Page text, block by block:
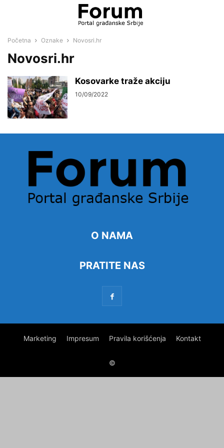
Početna Oznake Novosri.hr
Novosri.hr
Kosovarke traže akciju
10/09/2022
O NAMA
PRATITE NAS
Marketing Impresum Pravila korišćenja Kontakt
©